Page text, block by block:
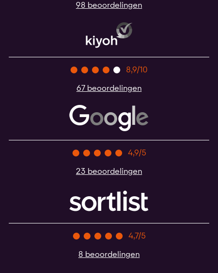
98 beoordelingen
8,9/10
67 beoordelingen
4,9/5
23 beoordelingen
4,7/5
8 beoordelingen